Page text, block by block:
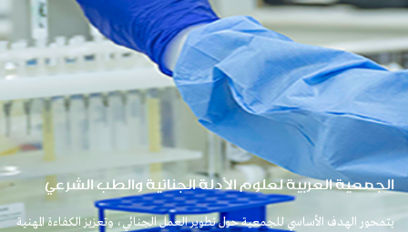
الجمعية العربية لعلوم الأدلة الجنائية والطب الشرعي
يتمحور الهدف الأساسي للجمعية حول تطوير العمل الجنائي، وتعزيز الكفاءة المهنية